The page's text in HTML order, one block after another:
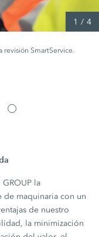
revisión SmartService.
1 / 4
la
maquinaria con un
de nuestro
la minimización